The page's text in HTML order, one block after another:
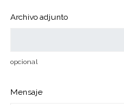
Archivo adjunto
opcional
Mensaje